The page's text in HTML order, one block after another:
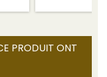
PRODUIT ONT